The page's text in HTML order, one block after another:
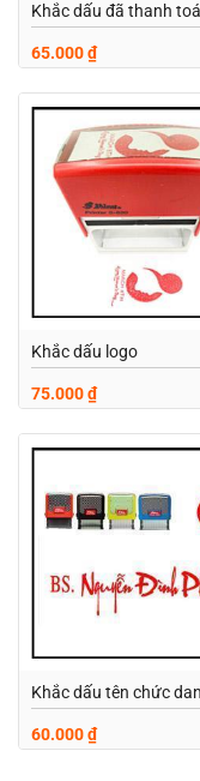
Khắc dấu đã thanh
65.000₫
Khắc dấu logo
75.000₫
Khắc dấu tên chức
60.000₫